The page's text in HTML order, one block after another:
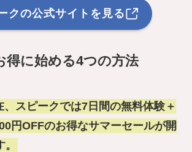
クの公式サイトを見る
得に始める4つの方法
、スピークでは7日間の無料体験＋
円OFFのお得なサマーセールが開